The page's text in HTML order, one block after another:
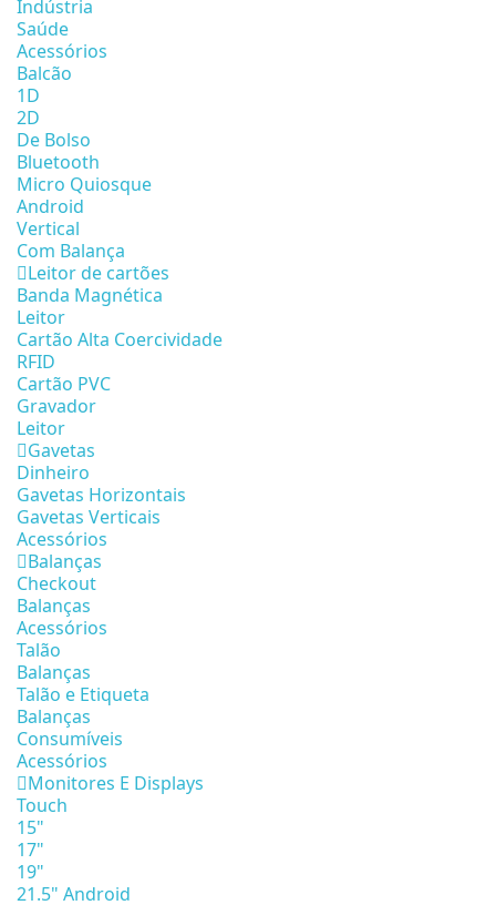
Indústria
Saúde
Acessórios
Balcão
1D
2D
De Bolso
Bluetooth
Micro Quiosque
Android
Vertical
Com Balança
Leitor de cartões
Banda Magnética
Leitor
Cartão Alta Coercividade
RFID
Cartão PVC
Gravador
Leitor
Gavetas
Dinheiro
Gavetas Horizontais
Gavetas Verticais
Acessórios
Balanças
Checkout
Balanças
Acessórios
Talão
Balanças
Talão e Etiqueta
Balanças
Consumíveis
Acessórios
Monitores E Displays
Touch
15"
17"
19"
21.5" Android